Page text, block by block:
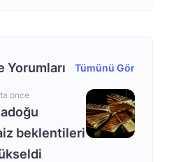
Yorumları Tümünü Gör
once
beklentileri